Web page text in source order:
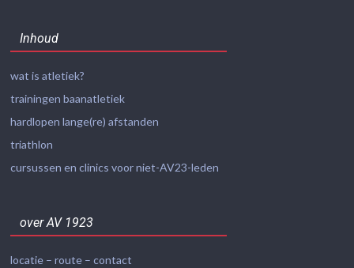
Inhoud
wat is atletiek?
trainingen baanatletiek
hardlopen lange(re) afstanden
triathlon
cursussen en clinics voor niet-AV23-leden
over AV 1923
locatie – route – contact